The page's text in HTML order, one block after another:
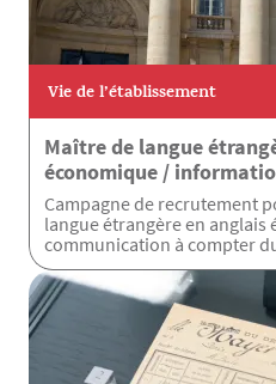
Vie de l’établissement
Maître de langue
économique /
Campagne de recrutement
langue étrangère en
communication à compter